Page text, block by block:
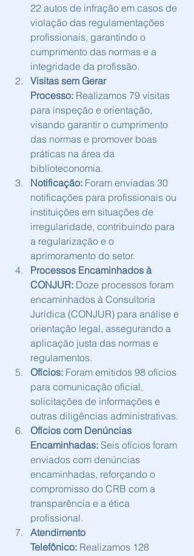
22 autos de infração em casos de
violação das regulamentações
profissionais, garantindo o
cumprimento das normas e a
integridade da profissão.
Visitas sem Gerar
Processo: Realizamos 79 visitas
para inspeção e orientação,
visando garantir o cumprimento
das normas e promover boas
práticas na área da
biblioteconomia.
Notificação: Foram enviadas 30
notificações para profissionais ou
instituições em situações de
irregularidade, contribuindo para
a regularização e o
aprimoramento do setor.
Processos Encaminhados à
CONJUR: Doze processos foram
encaminhados à Consultoria
Jurídica (CONJUR) para análise e
orientação legal, assegurando a
aplicação justa das normas e
regulamentos.
Ofícios: Foram emitidos 98 ofícios
para comunicação oficial,
solicitações de informações e
outras diligências administrativas.
Ofícios com Denúncias
Encaminhadas: Seis ofícios foram
enviados com denúncias
encaminhadas, reforçando o
compromisso do CRB com a
transparência e a ética
profissional.
Atendimento
Telefônico: Realizamos 128